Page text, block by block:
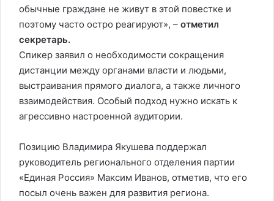
обычные граждане не живут в этой повестке и
поэтому часто остро реагируют», – отметил
секретарь.
Спикер заявил о необходимости сокращения
дистанции между органами власти и людьми,
выстраивания прямого диалога, а также личного
взаимодействия. Особый подход нужно искать к
агрессивно настроенной аудитории.
Позицию Владимира Якушева поддержал
руководитель регионального отделения партии
«Единая Россия» Максим Иванов, отметив, что его
посыл очень важен для развития региона.